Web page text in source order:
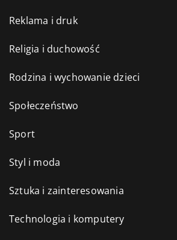
Reklama i druk
Religia i duchowość
Rodzina i wychowanie dzieci
Społeczeństwo
Sport
Styl i moda
Sztuka i zainteresowania
Technologia i komputery